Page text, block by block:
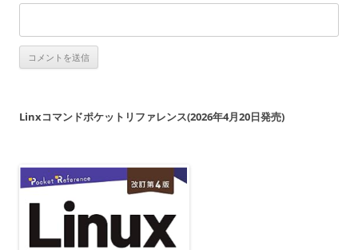
Linxコマンドポケットリファレンス(2026年4月20日発売)